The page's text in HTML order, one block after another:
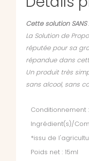
Cette solution
La Solution de
réputée pour sa
répandue dans
Un produit très
sans alcool, sans
Conditionnement
Ingrédient(s)/
*issu de
Poids net : 15ml